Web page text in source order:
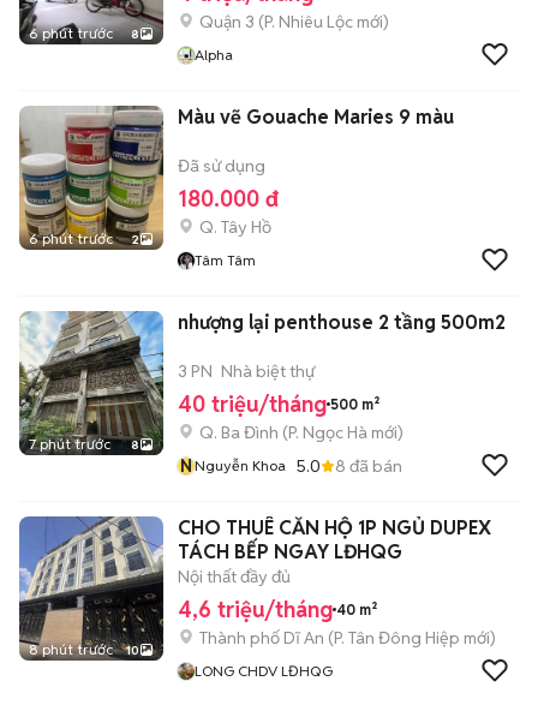
6 phút trước 8
Quận 3 (P. Nhiêu Lộc mới)
Alpha
6 phút trước 2
Màu vẽ Gouache Maries 9 màu
Đã sử dụng
180.000 đ
Q. Tây Hồ
Tâm Tâm
7 phút trước 8
nhượng lại penthouse 2 tầng 500m2
3 PN Nhà biệt thự
40 triệu/tháng 500 m²
Q. Ba Đình (P. Ngọc Hà mới)
NNguyễn Khoa 5.0 8 đã bán
8 phút trước 10
CHO THUÊ CĂN HỘ 1P NGỦ DUPEX
TÁCH BẾP NGAY LĐHQG
Nội thất đầy đủ
4,6 triệu/tháng 40 m²
Thành phố Dĩ An (P. Tân Đông Hiệp mới)
LONG CHDV LĐHQG